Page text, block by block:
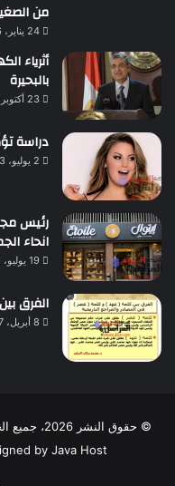
من
24 يناير، 2016
أثرياء
بالبحيرة
23 أكتوبر، 2015
دراسة
2 يوليو، 2023
رئيس
انحاء
19 يوليو، 2021
الفرق
8 أبريل، 2017
© حقوق النشر 2026، جميع الحقوق محفوظة |
by Java Host